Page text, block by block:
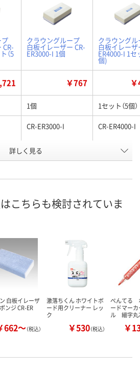
プ
CR-
（5
クラウングループ
白板イレーザー CR-
ER3000-I 1個
クラウングル
白板イレーザ
ER4000-I 1セ
個)
￥767
1個 1セット（5個）
CR-ER3000-I CR-ER4000-I
EW70834 WW47903
8月13日（木）
カゴへ
詳しく見る
こちらも検討されていま
白板イレーザ
ンジ CR-ER
662～（税込）
激落ちくん ホワイトボ
ード用クリーナー レッ
ク
￥530（税込）
ぺんてる
ードマー
ル 細字丸
￥